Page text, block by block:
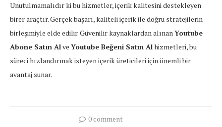
Unutulmamalıdır ki bu hizmetler, içerik kalitesini destekleyen
birer araçtır. Gerçek başarı, kaliteli içerik ile doğru stratejilerin
birleşimiyle elde edilir. Güvenilir kaynaklardan alınanYoutube
Abone Satın Alve Youtube Beğeni Satın Alhizmetleri, bu
süreci hızlandırmak isteyen içerik üreticileri için önemli bir
avantaj sunar.
0 comment